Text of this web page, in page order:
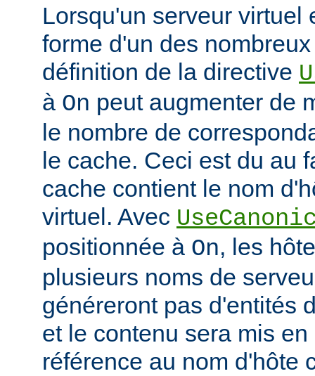
Lorsqu'un serveur virtuel
forme d'un des
définition de la directive
à On peut augmenter de
le nombre de
le cache. Ceci est du au
cache contient le nom
virtuel. Avec
positionnée à On, les
plusieurs noms de
généreront pas d'entités
et le contenu sera mis
référence au nom d'hôte